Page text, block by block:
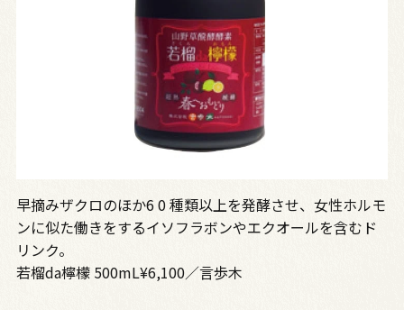
早摘みザクロのほか6 0 種類以上を発酵させ、女性ホルモ
ンに似た働きをするイソフラボンやエクオールを含むド
リンク。
若榴da檸檬 500mL¥6,100／言歩木